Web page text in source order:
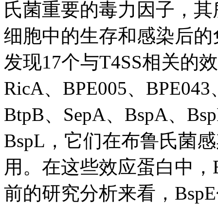
氏菌重要的毒力因子，
细胞中的生存和感染后
发现17个与T4SS相关的
RicA、BPE005、
BtpB、SepA、BspA、
BspL，它们在布鲁氏菌
用。在这些效应蛋白中
前的研究分析来看，